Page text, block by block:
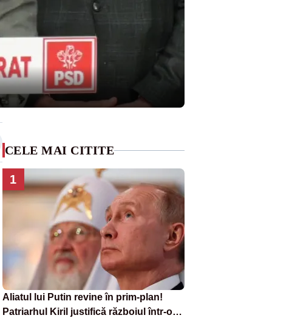
CELE MAI CITITE
1
Aliatul lui Putin revine în prim-plan!
Patriarhul Kiril justifică războiul într-o